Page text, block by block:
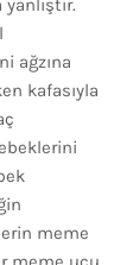
ağzına
kafasıyla
meme